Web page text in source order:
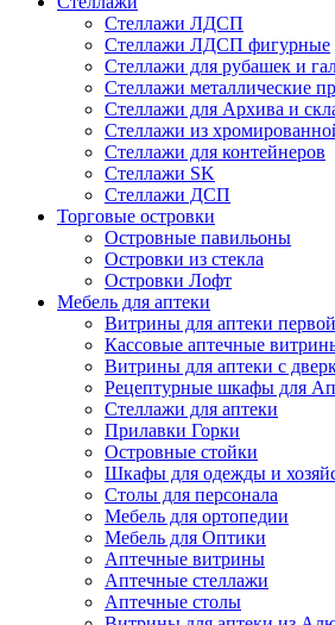
Стеллажи ЛДСП
Стеллажи ЛДСП фигурные
Стеллажи для рубашек и
Стеллажи металлические
Стеллажи для Архива и
Стеллажи из
Стеллажи для контейнеров
Стеллажи SK
Стеллажи ДСП
Торговые островки
Островные павильоны
Островки из стекла
Островки Лофт
Мебель для аптеки
Витрины для аптеки
Кассовые аптечные
Витрины для аптеки с
Рецептурные шкафы для
Стеллажи для аптеки
Прилавки Горки
Островные стойки
Шкафы для одежды и
Столы для персонала
Мебель для ортопедии
Мебель для Оптики
Аптечные витрины
Аптечные стеллажи
Аптечные столы